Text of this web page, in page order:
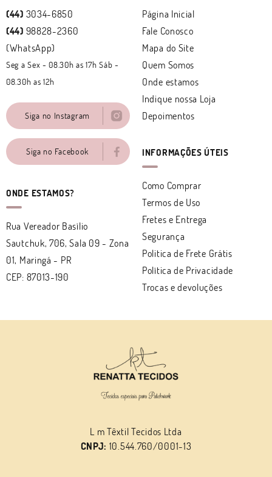
(44) 3034-6850
(44) 98828-2360
(WhatsApp)
Seg a Sex - 08.30h as 17h Sáb -
08.30h as 12h
Siga no Instagram
Siga no Facebook
ONDE ESTAMOS?
Rua Vereador Basílio
Sautchuk, 706, Sala 09 - Zona
01, Maringá - PR
CEP: 87013-190
Página Inicial
Fale Conosco
Mapa do Site
Quem Somos
Onde estamos
Indique nossa Loja
Depoimentos
INFORMAÇÕES ÚTEIS
Como Comprar
Termos de Uso
Fretes e Entrega
Segurança
Politica de Frete Grátis
Política de Privacidade
Trocas e devoluções
L m Têxtil Tecidos Ltda
CNPJ: 10.544.760/0001-13